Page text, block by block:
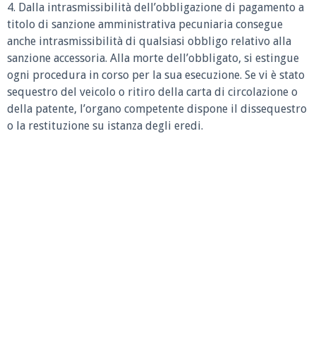
4. Dalla intrasmissibilità dell’obbligazione di pagamento a
titolo di sanzione amministrativa pecuniaria consegue
anche intrasmissibilità di qualsiasi obbligo relativo alla
sanzione accessoria. Alla morte dell’obbligato, si estingue
ogni procedura in corso per la sua esecuzione. Se vi è stato
sequestro del veicolo o ritiro della carta di circolazione o
della patente, l’organo competente dispone il dissequestro
o la restituzione su istanza degli eredi.